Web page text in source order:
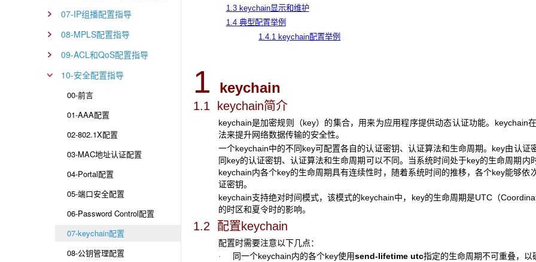
07-IP组播配置指导
08-MPLS配置指导
09-ACL和QoS配置指导
10-安全配置指导
00-前言
01-AAA配置
02-802.1X配置
03-MAC地址认证配置
04-Portal配置
05-端口安全配置
06-Password Control配置
07-keychain配置
08-公钥管理配置
1.3 keychain显示和维护
1.4 典型配置举例
1.4.1 keychain配置举例
1 keychain
1.1 keychain简介
keychain是加密规则（key）的集合，用来为应用程序提供动态认证功能。keychain
法来提升网络数据传输的安全性。
一个keychain中的不同key可配置各自的认证密钥、认证算法和生命周期。key由认
同key的认证密钥、认证算法和生命周期可以不同。当系统时间处于key的生命周期
keychain内各个key的生命周期具有连续性时，随着系统时间的推移，各个key能够
证密钥。
keychain支持绝对时间模式，该模式的keychain中，key的生命周期是UTC（
的时区和夏令时的影响。
1.2 配置keychain
配置时需要注意以下几点：
· 同一个keychain内的各个key使用send-lifetime utc指定的生命周期不可重叠，